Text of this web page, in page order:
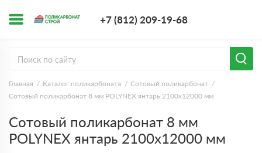
+7 (812) 209-19-68
Главная Каталог поликарбоната
Сотовый поликарбонат
Сотовый поликарбонат 8 мм POLYNEX янтарь 2100х12000 мм
Сотовый поликарбонат 8 мм
POLYNEX янтарь 2100х12000 мм